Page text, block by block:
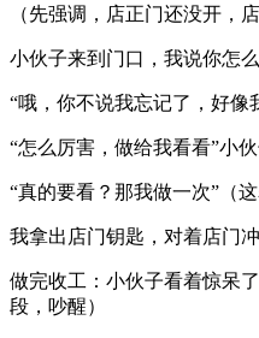
（先强调，店正门还没开，
小伙子来到门口，我说你怎
“哦，你不说我忘记了，好像
“怎么厉害，做给我看看”小
“真的要看？那我做一次”（
我拿出店门钥匙，对着店门
做完收工：小伙子看着惊呆
段，吵醒）